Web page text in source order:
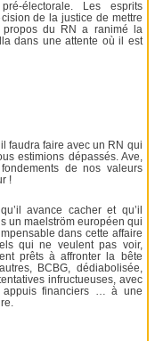
électorale. Les esprits
de la justice de mettre
du RN a ranimé la
dans une attente où il est
faudra faire avec un RN qui
estimions dépassés. Ave,
de nos valeurs
!
avance cacher et qu’il
un maelström européen qui
dans cette affaire
qui ne veulent pas voir,
prêts à affronter la bête
BCBG, dédiabolisée,
infructueuses, avec
appuis financiers … à une